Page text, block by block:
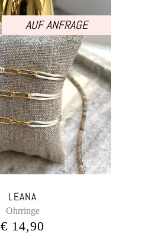
AUF ANFRAGE
LEANA
Ohrringe
€ 14,90